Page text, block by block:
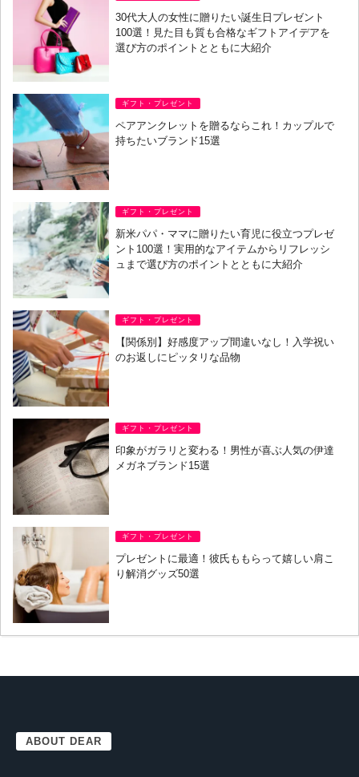
30代大人の女性に贈りたい誕生日プレゼント
100選！見た目も質も合格なギフトアイデアを
選び方のポイントとともに大紹介
ギフト・プレゼント
ペアアンクレットを贈るならこれ！カップルで
持ちたいブランド15選
ギフト・プレゼント
新米パパ・ママに贈りたい育児に役立つプレゼ
ント100選！実用的なアイテムからリフレッシ
ュまで選び方のポイントとともに大紹介
ギフト・プレゼント
【関係別】好感度アップ間違いなし！入学祝い
のお返しにピッタリな品物
ギフト・プレゼント
印象がガラリと変わる！男性が喜ぶ人気の伊達
メガネブランド15選
ギフト・プレゼント
プレゼントに最適！彼氏ももらって嬉しい肩こ
り解消グッズ50選
ABOUT DEAR